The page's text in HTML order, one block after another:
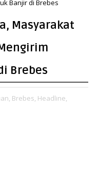
Banjir di Brebes
Masyarakat
Brebes
Brebes, Headline,